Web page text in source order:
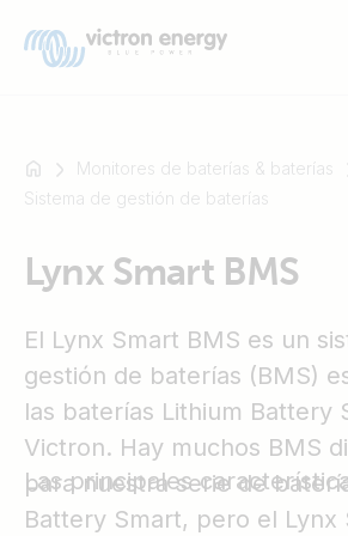
ejemplo,
Multiplus-
Orion
SmartShunt
Monitores de baterías & baterías
Sistema de gestión de baterías
Lynx Smart BMS
El Lynx Smart BMS es un
gestión de baterías (BMS)
las baterías Lithium Battery
Victron. Hay muchos BMS
para nuestra serie de
Battery Smart, pero el Lynx
Las principales